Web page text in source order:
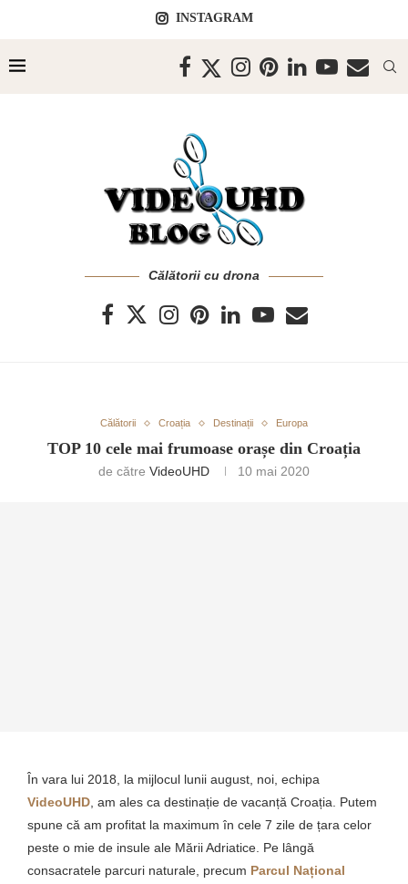
INSTAGRAM
Călătorii cu drona
Călătorii Croația Destinații Europa
TOP 10 cele mai frumoase orașe din Croația
de către VideoUHD 10 mai 2020
În vara lui 2018, la mijlocul lunii august, noi, echipa
VideoUHD , am ales ca destinație de vacanță Croația. Putem
spune că am profitat la maximum în cele 7 zile de țara celor
peste o mie de insule ale Mării Adriatice. Pe lângă
consacratele parcuri naturale, precum Parcul Național